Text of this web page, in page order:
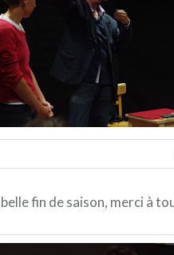
fin de saison, merci à